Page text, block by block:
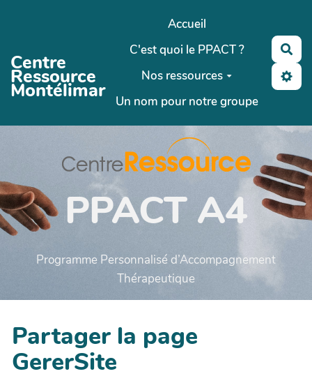
Centre
Ressource
Montélimar
Accueil
C'est quoi le PPACT ?
Nos ressources
Un nom pour notre groupe
PPACT A4
Programme Personnalisé d’Accompagnement
Thérapeutique
Partager la page
GererSite